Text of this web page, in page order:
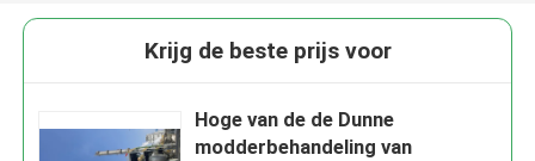
Krijg de beste prijs voor
Hoge van de de Dunne
modderbehandeling van